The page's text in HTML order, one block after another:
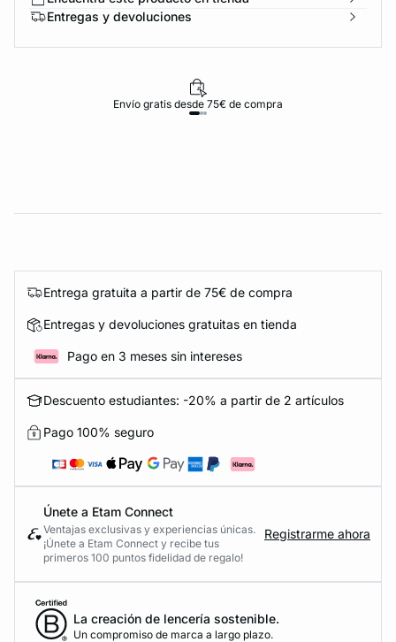
Entregas y devoluciones
Envío gratis desde 75€ de compra
Entrega gratuita a partir de 75€ de compra
Entregas y devoluciones gratuitas en tienda
Pago en 3 meses sin intereses
Descuento estudiantes: -20% a partir de 2 artículos
Pago 100% seguro
Únete a Etam Connect
Ventajas exclusivas y experiencias únicas.
¡Únete a Etam Connect y recibe tus
primeros 100 puntos fidelidad de regalo!
Registrarme ahora
La creación de lencería sostenible.
Un compromiso de marca a largo plazo.